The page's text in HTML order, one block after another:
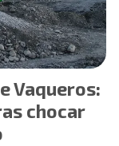
Vaqueros:
chocar